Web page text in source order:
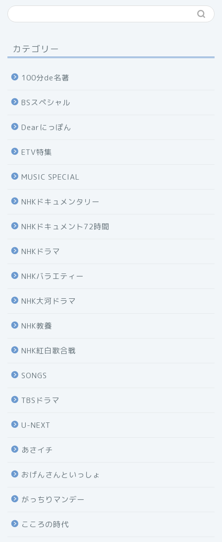
カテゴリー
100分de名著
BSスペシャル
Dearにっぽん
ETV特集
MUSIC SPECIAL
NHKドキュメンタリー
NHKドキュメント72時間
NHKドラマ
NHKバラエティー
NHK大河ドラマ
NHK教養
NHK紅白歌合戦
SONGS
TBSドラマ
U-NEXT
あさイチ
おげんさんといっしょ
がっちりマンデー
こころの時代